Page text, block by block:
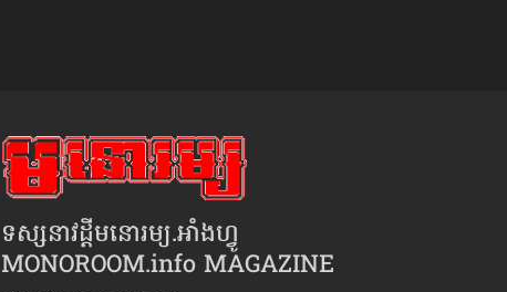
ទស្សនាវដ្ដីមនោរម្យ.អាំងហ្វូ
MONOROOM.info MAGAZINE